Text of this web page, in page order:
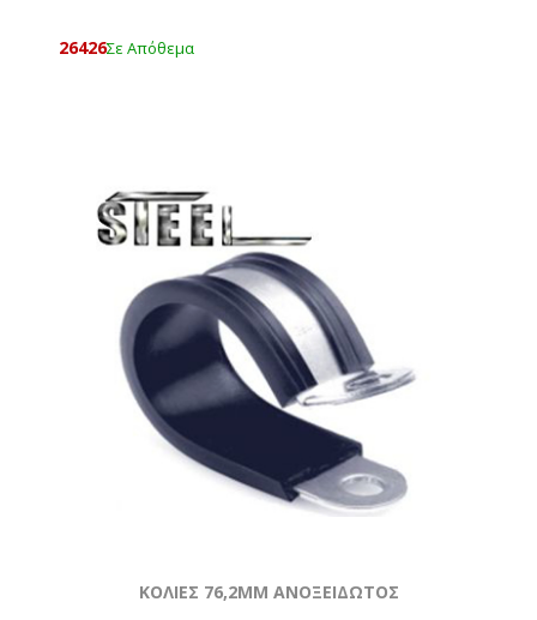
26426Σε Απόθεμα
ΚΟΛΙΕΣ 76,2MM ΑΝΟΞΕΙΔΩΤΟΣ